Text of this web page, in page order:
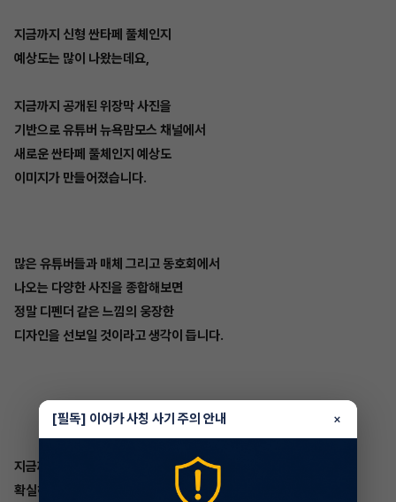
지금까지 신형 싼타페 풀체인지
예상도는 많이 나왔는데요,
지금까지 공개된 위장막 사진을
기반으로 유튜버 뉴욕맘모스 채널에서
새로운 싼타페 풀체인지 예상도
이미지가 만들어졌습니다.
많은 유튜버들과 매체 그리고 동호회에서
나오는 다양한 사진을 종합해보면
정말 디펜더 같은 느낌의 웅장한
디자인을 선보일 것이라고 생각이 듭니다.
지금까지의 현대 싼타페 모델들과
확실히 차별성을 줄 것이라는 생각이 드는데요
[필독] 이어카 사칭 사기 주의 안내 ×